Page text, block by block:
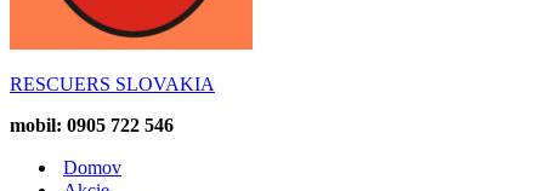
RESCUERS SLOVAKIA
mobil: 0905 722 546
Domov